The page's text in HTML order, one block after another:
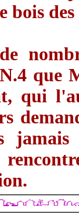
bois
que
qui